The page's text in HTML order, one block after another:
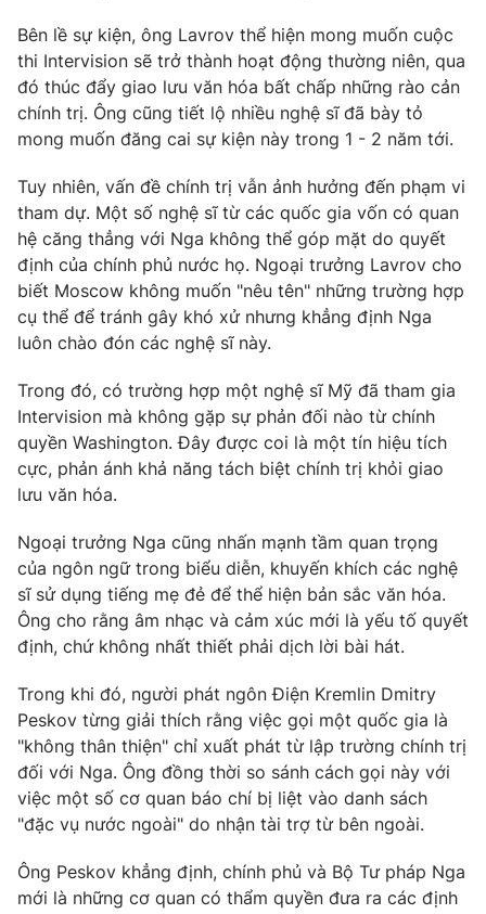
Video Shorts video
VTV Money VTV Thể thao
Thị trường 24h Tấm lòng Việt
VTV4 Vươn mình bằng AI
VTV9 VTV8
Liên hệ tòa soạn English
THỜI BÁO VTV
Theo dõi báo trên
Cơ quan chủ quản:Đài Truyền hình Việt Nam
Cơ quan báo chí:Thời báo VTV
Giấy phép hoạt động báo in và báo điện tử số 483/GP-BTTTT
cấp ngày 29/12/2023
Tổng Biên tập:
Vũ Thanh Thủy
Nguyễn Trọng Ninh
Tổng đài VTV:024.38 355 931 - 024.38 355 932
Bên lề sự kiện, ông Lavrov thể hiện mong muốn cuộc
thi Intervision sẽ trở thành hoạt động thường niên, qua
đó thúc đẩy giao lưu văn hóa bất chấp những rào cản
chính trị. Ông cũng tiết lộ nhiều nghệ sĩ đã bày tỏ
mong muốn đăng cai sự kiện này trong 1 - 2 năm tới.
Tuy nhiên, vấn đề chính trị vẫn ảnh hưởng đến phạm vi
tham dự. Một số nghệ sĩ từ các quốc gia vốn có quan
hệ căng thẳng với Nga không thể góp mặt do quyết
định của chính phủ nước họ. Ngoại trưởng Lavrov cho
biết Moscow không muốn "nêu tên" những trường hợp
cụ thể để tránh gây khó xử nhưng khẳng định Nga
luôn chào đón các nghệ sĩ này.
Trong đó, có trường hợp một nghệ sĩ Mỹ đã tham gia
Intervision mà không gặp sự phản đối nào từ chính
quyền Washington. Đây được coi là một tín hiệu tích
cực, phản ánh khả năng tách biệt chính trị khỏi giao
lưu văn hóa.
Ngoại trưởng Nga cũng nhấn mạnh tầm quan trọng
của ngôn ngữ trong biểu diễn, khuyến khích các nghệ
sĩ sử dụng tiếng mẹ đẻ để thể hiện bản sắc văn hóa.
Ông cho rằng âm nhạc và cảm xúc mới là yếu tố quyết
định, chứ không nhất thiết phải dịch lời bài hát.
Trong khi đó, người phát ngôn Điện Kremlin Dmitry
Peskov từng giải thích rằng việc gọi một quốc gia là
"không thân thiện" chỉ xuất phát từ lập trường chính trị
đối với Nga. Ông đồng thời so sánh cách gọi này với
việc một số cơ quan báo chí bị liệt vào danh sách
"đặc vụ nước ngoài" do nhận tài trợ từ bên ngoài.
Ông Peskov khẳng định, chính phủ và Bộ Tư pháp Nga
mới là những cơ quan có thẩm quyền đưa ra các định